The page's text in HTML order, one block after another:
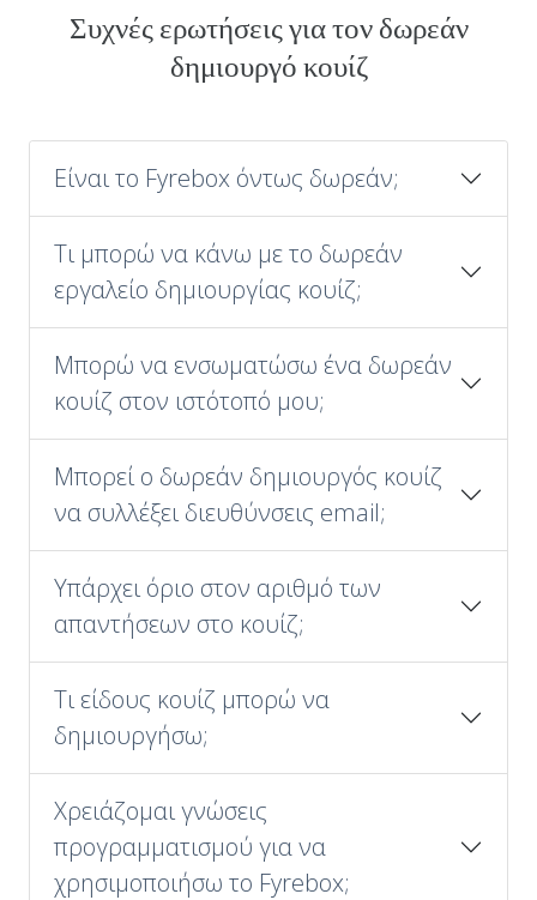
Συχνές ερωτήσεις για τον δωρεάν
δημιουργό κουίζ
Είναι το Fyrebox όντως δωρεάν;
Τι μπορώ να κάνω με το δωρεάν
εργαλείο δημιουργίας κουίζ;
Μπορώ να ενσωματώσω ένα δωρεάν
κουίζ στον ιστότοπό μου;
Μπορεί ο δωρεάν δημιουργός κουίζ
να συλλέξει διευθύνσεις email;
Υπάρχει όριο στον αριθμό των
απαντήσεων στο κουίζ;
Τι είδους κουίζ μπορώ να
δημιουργήσω;
Χρειάζομαι γνώσεις
προγραμματισμού για να
χρησιμοποιήσω το Fyrebox;